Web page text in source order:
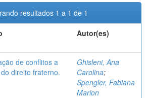
resultados 1 a 1 de 1
Autor(es)
de conflitos a
direito fraterno.
Ghisleni, Ana
Carolina;
Spengler, Fabiana
Marion